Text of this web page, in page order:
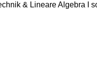
& Lineare Algebra I